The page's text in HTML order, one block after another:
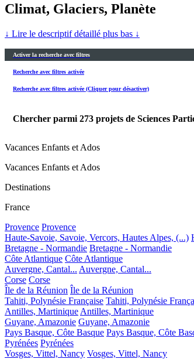
Climat, Glaciers, Planète
↓ Lire le descriptif détaillé plus bas ↓
Activer la recherche avec filtres
Recherche avec filtres activée
Recherche avec filtres activée (Cliquer pour désactiver)
Chercher parmi 273 projets de Sciences
Vacances Enfants et Ados
Vacances Enfants et Ados
Destinations
France
Provence Provence
Haute-Savoie, Savoie, Vercors, Hautes Alpes, (...)
Bretagne - Normandie Bretagne - Normandie
Côte Atlantique Côte Atlantique
Auvergne, Cantal... Auvergne, Cantal...
Corse Corse
Île de la Réunion Île de la Réunion
Tahiti, Polynésie Française Tahiti, Polynésie
Antilles, Martinique Antilles, Martinique
Guyane, Amazonie Guyane, Amazonie
Pays Basque, Côte Basque Pays Basque, Côte
Pyrénées Pyrénées
Vosges, Vittel, Nancy Vosges, Vittel, Nancy